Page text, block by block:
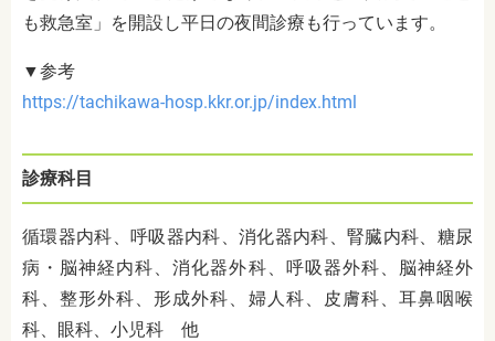
も救急室」を開設し平日の夜間診療も行っています。
▼参考
https://tachikawa-hosp.kkr.or.jp/index.html
診療科目
循環器内科、呼吸器内科、消化器内科、腎臓内科、糖尿
病・脳神経内科、消化器外科、呼吸器外科、脳神経外
科、整形外科、形成外科、婦人科、皮膚科、耳鼻咽喉
科、眼科、小児科 他